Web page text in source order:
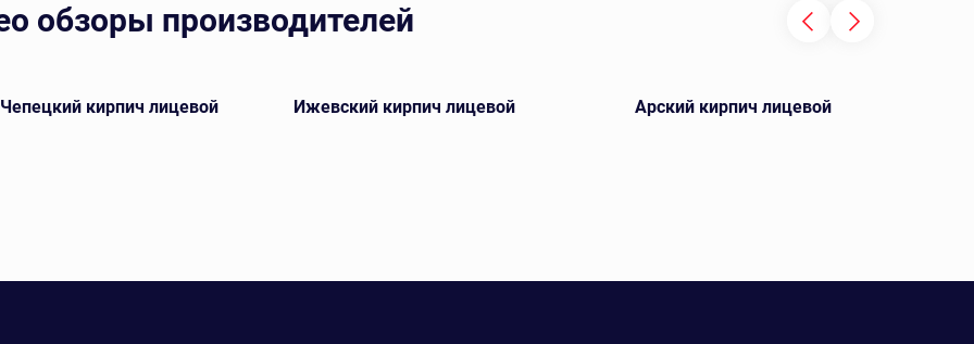
обзоры производителей
кирпич лицевой Ижевский кирпич лицевой Арский кирпич лицевой